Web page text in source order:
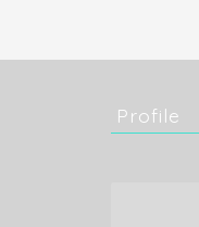
Profile